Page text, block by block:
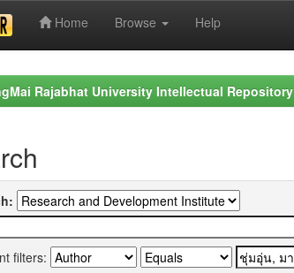
Home Browse Help
Rajabhat University Intellectual Repository
filters: